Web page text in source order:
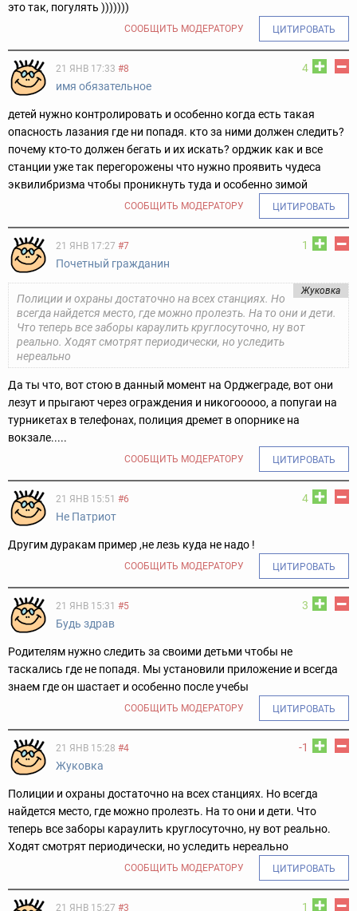
это так, погулять )))))))
СООБЩИТЬ МОДЕРАТОРУ ЦИТИРОВАТЬ
4
21 ЯНВ 17:33 #8
имя обязательное
детей нужно контролировать и особенно когда есть такая
опасность лазания где ни попадя. кто за ними должен следить?
почему кто-то должен бегать и их искать? орджик как и все
станции уже так перегорожены что нужно проявить чудеса
эквилибризма чтобы проникнуть туда и особенно зимой
СООБЩИТЬ МОДЕРАТОРУ ЦИТИРОВАТЬ
1
21 ЯНВ 17:27 #7
Почетный гражданин
Жуковка
Полиции и охраны достаточно на всех станциях. Но
всегда найдется место, где можно пролезть. На то они и дети.
Что теперь все заборы караулить круглосуточно, ну вот
реально. Ходят смотрят периодически, но уследить
нереально
Да ты что, вот стою в данный момент на Орджеграде, вот они
лезут и прыгают через ограждения и никогооооо, а попугаи на
турникетах в телефонах, полиция дремет в опорнике на
вокзале.....
СООБЩИТЬ МОДЕРАТОРУ ЦИТИРОВАТЬ
4
21 ЯНВ 15:51 #6
Не Патриот
Другим дуракам пример ,не лезь куда не надо !
СООБЩИТЬ МОДЕРАТОРУ ЦИТИРОВАТЬ
3
21 ЯНВ 15:31 #5
Будь здрав
Родителям нужно следить за своими детьми чтобы не
таскались где не попадя. Мы установили приложение и всегда
знаем где он шастает и особенно после учебы
СООБЩИТЬ МОДЕРАТОРУ ЦИТИРОВАТЬ
-1
21 ЯНВ 15:28 #4
Жуковка
Полиции и охраны достаточно на всех станциях. Но всегда
найдется место, где можно пролезть. На то они и дети. Что
теперь все заборы караулить круглосуточно, ну вот реально.
Ходят смотрят периодически, но уследить нереально
СООБЩИТЬ МОДЕРАТОРУ ЦИТИРОВАТЬ
1
21 ЯНВ 15:27 #3